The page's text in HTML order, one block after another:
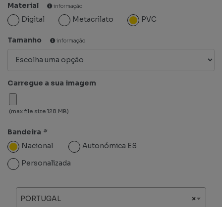
Material informação
Digital Metacrilato PVC
Tamanho informação
Carregue a sua imagem
(max file size 128 MB)
Bandeira *
Nacional
Autonómica ES
Personalizada
×
PORTUGAL